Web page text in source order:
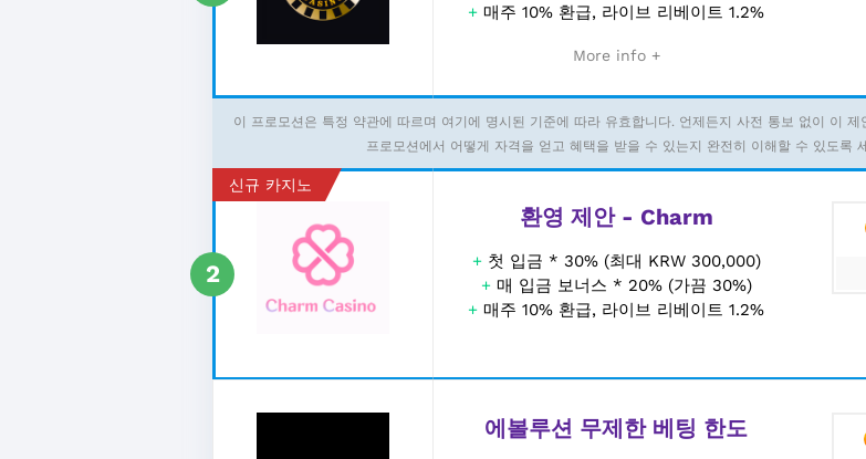
+ 매주 10% 환급, 라이브 리베이트 1.2%
More info +
이 프로모션은 특정 약관에 따르며 여기에 명시된 기준에 따라 유효합니다. 언제든지 사전 통보 없이 이
프로모션에서 어떻게 자격을 얻고 혜택을 받을 수 있는지 완전히 이해할 수 있도록
신규 카지노
2
환영 제안 - Charm
+ 첫 입금 * 30% (최대 KRW 300,000)
+ 매 입금 보너스 * 20% (가끔 30%)
+ 매주 10% 환급, 라이브 리베이트 1.2%
에볼루션 무제한 베팅 한도